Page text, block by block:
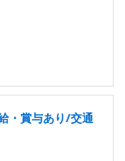
・賞与あり/交通